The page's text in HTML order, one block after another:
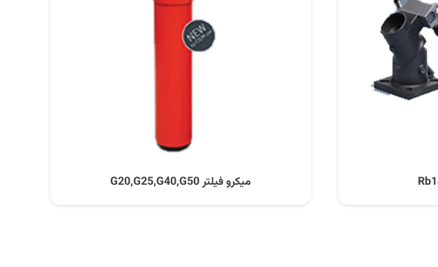
میکرو فیلتر G20,G25,G40,G50